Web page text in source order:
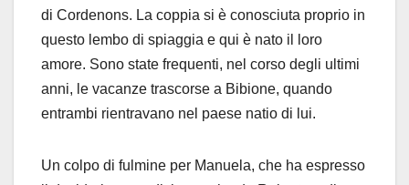
di Cordenons. La coppia si è conosciuta proprio in
questo lembo di spiaggia e qui è nato il loro
amore. Sono state frequenti, nel corso degli ultimi
anni, le vacanze trascorse a Bibione, quando
entrambi rientravano nel paese natio di lui.
Un colpo di fulmine per Manuela, che ha espresso